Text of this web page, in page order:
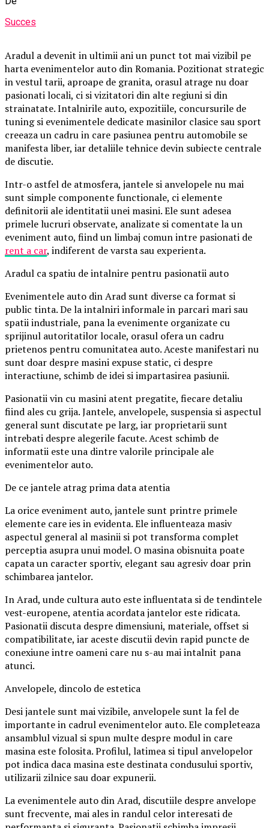
Succes
Aradul a devenit in ultimii ani un punct tot mai vizibil pe
harta evenimentelor auto din Romania. Pozitionat strategic
in vestul tarii, aproape de granita, orasul atrage nu doar
pasionati locali, ci si vizitatori din alte regiuni si din
strainatate. Intalnirile auto, expozitiile, concursurile de
tuning si evenimentele dedicate masinilor clasice sau sport
creeaza un cadru in care pasiunea pentru automobile se
manifesta liber, iar detaliile tehnice devin subiecte centrale
de discutie.
Intr-o astfel de atmosfera, jantele si anvelopele nu mai
sunt simple componente functionale, ci elemente
definitorii ale identitatii unei masini. Ele sunt adesea
primele lucruri observate, analizate si comentate la un
eveniment auto, fiind un limbaj comun intre pasionati de
rent a car, indiferent de varsta sau experienta.
Aradul ca spatiu de intalnire pentru pasionatii auto
Evenimentele auto din Arad sunt diverse ca format si
public tinta. De la intalniri informale in parcari mari sau
spatii industriale, pana la evenimente organizate cu
sprijinul autoritatilor locale, orasul ofera un cadru
prietenos pentru comunitatea auto. Aceste manifestari nu
sunt doar despre masini expuse static, ci despre
interactiune, schimb de idei si impartasirea pasiunii.
Pasionatii vin cu masini atent pregatite, fiecare detaliu
fiind ales cu grija. Jantele, anvelopele, suspensia si aspectul
general sunt discutate pe larg, iar proprietarii sunt
intrebati despre alegerile facute. Acest schimb de
informatii este una dintre valorile principale ale
evenimentelor auto.
De ce jantele atrag prima data atentia
La orice eveniment auto, jantele sunt printre primele
elemente care ies in evidenta. Ele influenteaza masiv
aspectul general al masinii si pot transforma complet
perceptia asupra unui model. O masina obisnuita poate
capata un caracter sportiv, elegant sau agresiv doar prin
schimbarea jantelor.
In Arad, unde cultura auto este influentata si de tendintele
vest-europene, atentia acordata jantelor este ridicata.
Pasionatii discuta despre dimensiuni, materiale, offset si
compatibilitate, iar aceste discutii devin rapid puncte de
conexiune intre oameni care nu s-au mai intalnit pana
atunci.
Anvelopele, dincolo de estetica
Desi jantele sunt mai vizibile, anvelopele sunt la fel de
importante in cadrul evenimentelor auto. Ele completeaza
ansamblul vizual si spun multe despre modul in care
masina este folosita. Profilul, latimea si tipul anvelopelor
pot indica daca masina este destinata condusului sportiv,
utilizarii zilnice sau doar expunerii.
La evenimentele auto din Arad, discutiile despre anvelope
sunt frecvente, mai ales in randul celor interesati de